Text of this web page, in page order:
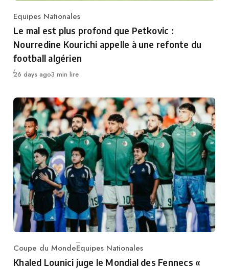
Category
Equipes Nationales
Le mal est plus profond que Petkovic :
Nourredine Kourichi appelle à une refonte du
football algérien
Publié
26 days ago3 min lire
Category
Coupe du MondeEquipes Nationales
Khaled Lounici juge le Mondial des Fennecs «